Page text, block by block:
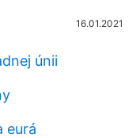
16.01.2021
únii
eurá